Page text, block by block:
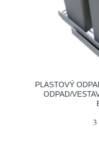
PLASTOVÝ
ODPAD/